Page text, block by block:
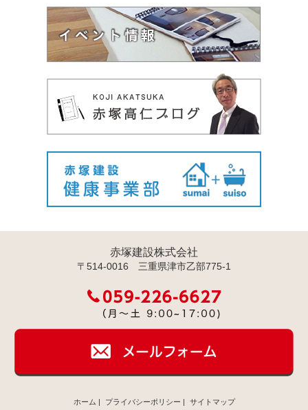
赤塚建設株式会社
〒514-0016 三重県津市乙部775-1
ホーム | プライバシーポリシー | サイトマップ